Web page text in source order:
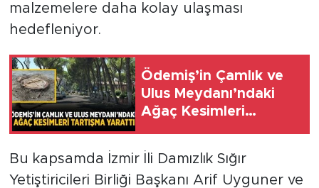
malzemelere daha kolay ulaşması
hedefleniyor.
Ödemiş’in Çamlık ve
Ulus Meydanı’ndaki
Ağaç Kesimleri
Bu kapsamda İzmir İli Damızlık Sığır
Yetiştiricileri Birliği Başkanı Arif Uyguner ve